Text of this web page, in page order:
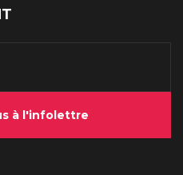
à l'infolettre